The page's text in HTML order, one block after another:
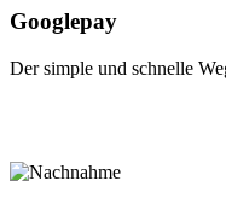
Googlepay
Der simple und schnelle